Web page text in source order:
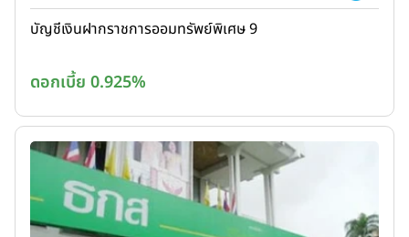
บัญชีเงินฝากราชการออมทรัพย์พิเศษ 9
ดอกเบี้ย 0.925%